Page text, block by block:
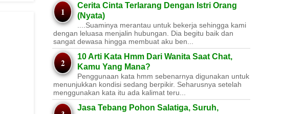
Cerita Cinta Terlarang Dengan Istri Orang
(Nyata)
....Suaminya merantau untuk bekerja sehingga kami
dengan leluasa menjalin hubungan. Dia begitu baik dan
sangat dewasa hingga membuat aku ben...
10 Arti Kata Hmm Dari Wanita Saat Chat,
Kamu Yang Mana?
Penggunaan kata hmm sebenarnya digunakan untuk
menunjukkan kondisi sedang berpikir. Seharusnya setelah
menggunakan kata itu ada kalimat teru...
Jasa Tebang Pohon Salatiga, Suruh,